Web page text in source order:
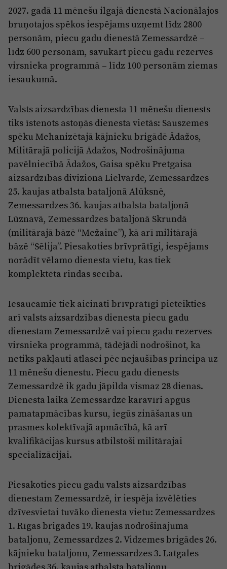
2027. gadā 11 mēnešu ilgajā dienestā Nacionālajos
bruņotajos spēkos iespējams uzņemt līdz 2800
personām, piecu gadu dienestā Zemessardzē ‒
līdz 600 personām, savukārt piecu gadu rezerves
virsnieka programmā ‒ līdz 100 personām ziemas
iesaukumā.
Valsts aizsardzības dienesta 11 mēnešu dienests
tiks īstenots astoņās dienesta vietās: Sauszemes
spēku Mehanizētajā kājnieku brigādē Ādažos,
Militārajā policijā Ādažos, Nodrošinājuma
pavēlniecībā Ādažos, Gaisa spēku Pretgaisa
aizsardzības divizionā Lielvārdē, Zemessardzes
25. kaujas atbalsta bataljonā Alūksnē,
Zemessardzes 36. kaujas atbalsta bataljonā
Lūznavā, Zemessardzes bataljonā Skrundā
(militārajā bāzē “Mežaine”), kā arī militārajā
bāzē “Sēlija”. Piesakoties brīvprātīgi, iespējams
norādīt vēlamo dienesta vietu, kas tiek
komplektēta rindas secībā.
Iesaucamie tiek aicināti brīvprātīgi pieteikties
arī valsts aizsardzības dienesta piecu gadu
dienestam Zemessardzē vai piecu gadu rezerves
virsnieka programmā, tādējādi nodrošinot, ka
netiks pakļauti atlasei pēc nejaušības principa uz
11 mēnešu dienestu. Piecu gadu dienests
Zemessardzē ik gadu jāpilda vismaz 28 dienas.
Dienesta laikā Zemessardzē karavīri apgūs
pamatapmācības kursu, iegūs zināšanas un
prasmes kolektīvajā apmācībā, kā arī
kvalifikācijas kursus atbilstoši militārajai
specializācijai.
Piesakoties piecu gadu valsts aizsardzības
dienestam Zemessardzē, ir iespēja izvēlēties
dzīvesvietai tuvāko dienesta vietu: Zemessardzes
1. Rīgas brigādes 19. kaujas nodrošinājuma
bataljonu, Zemessardzes 2. Vidzemes brigādes 26.
kājnieku bataljonu, Zemessardzes 3. Latgales
brigādes 36. kaujas atbalsta bataljonu,